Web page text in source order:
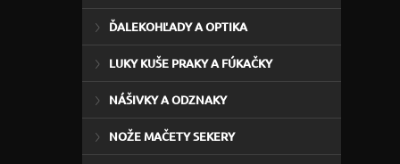
ĎALEKOHĽADY A OPTIKA
LUKY KUŠE PRAKY A FÚKAČKY
NÁŠIVKY A ODZNAKY
NOŽE MAČETY SEKERY